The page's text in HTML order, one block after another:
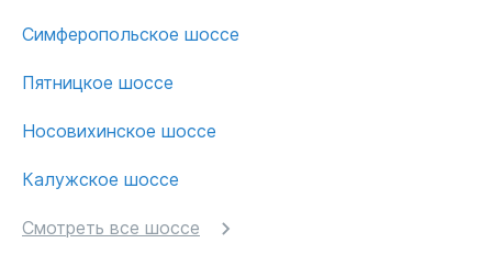
Симферопольское шоссе
Пятницкое шоссе
Носовихинское шоссе
Калужское шоссе
Смотреть все шоссе